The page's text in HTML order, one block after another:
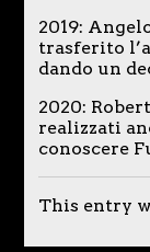
2019:
trasferito
dando un
2020:
realizzati
conoscere
This entry